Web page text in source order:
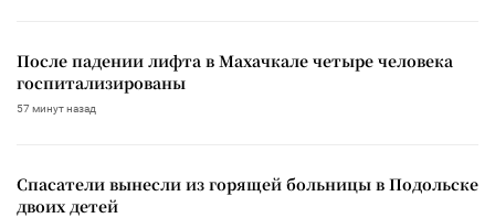
После падении лифта в Махачкале четыре человека
госпитализированы
57 минут назад
Спасатели вынесли из горящей больницы в Подольске
двоих детей